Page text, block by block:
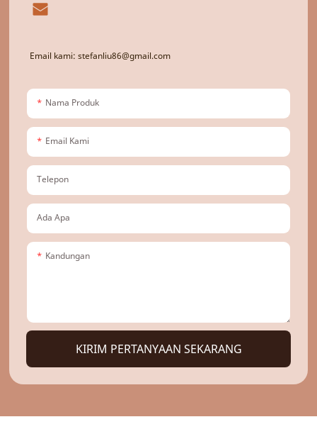
Email kami: stefanliu86@gmail.com
Nama Produk
Email Kami
Telepon
Ada Apa
Kandungan
KIRIM PERTANYAAN SEKARANG